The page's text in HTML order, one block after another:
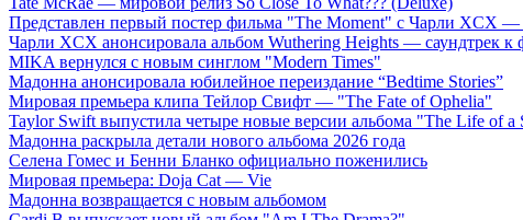
Представлен первый постер фильма "The Moment" с Чарли XCX —
Чарли XCX анонсировала альбом Wuthering Heights — саундтрек к
MIKA вернулся с новым синглом "Modern Times"
Мадонна анонсировала юбилейное переиздание “Bedtime Stories”
Мировая премьера клипа Тейлор Свифт — "The Fate of Ophelia"
Taylor Swift выпустила четыре новые версии альбома "The Life of a
Мадонна раскрыла детали нового альбома 2026 года
Селена Гомес и Бенни Бланко официально поженились
Мировая премьера: Doja Cat — Vie
Мадонна возвращается с новым альбомом